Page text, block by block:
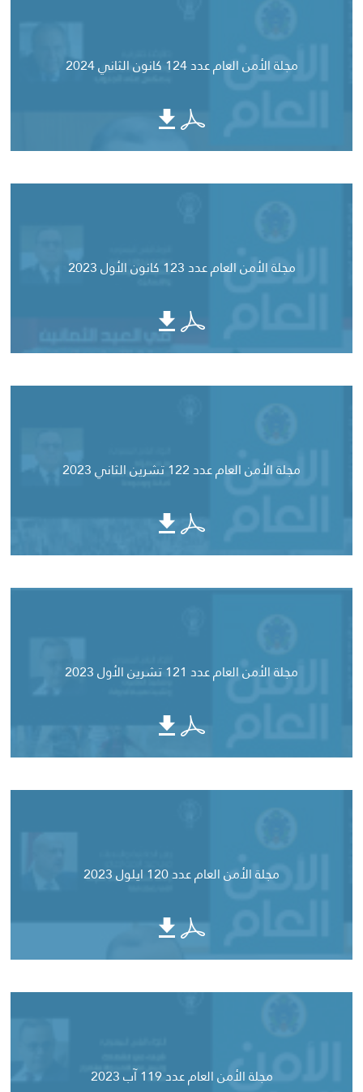
مجلة الأمن العام عدد 124 كانون الثاني 2024
مجلة الأمن العام عدد 123 كانون الأول 2023
مجلة الأمن العام عدد 122 تشرين الثاني 2023
مجلة الأمن العام عدد 121 تشرين الأول 2023
مجلة الأمن العام عدد 120 ايلول 2023
مجلة الأمن العام عدد 119 آب 2023